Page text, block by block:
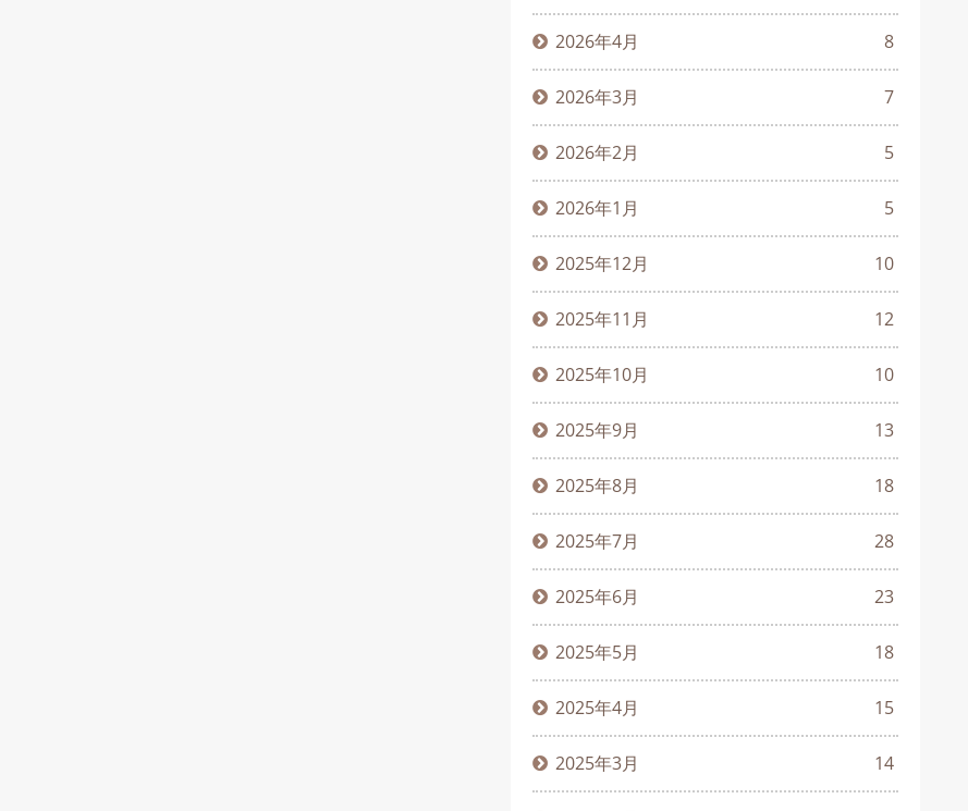
2026年4月 8
2026年3月 7
2026年2月 5
2026年1月 5
2025年12月 10
2025年11月 12
2025年10月 10
2025年9月 13
2025年8月 18
2025年7月 28
2025年6月 23
2025年5月 18
2025年4月 15
2025年3月 14